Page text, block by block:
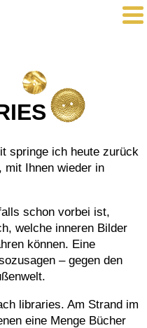
mit Ihnen wieder in
schon vorbei ist,
welche inneren Bilder
können. Eine
– gegen den
libraries. Am Strand im
eine Menge Bücher